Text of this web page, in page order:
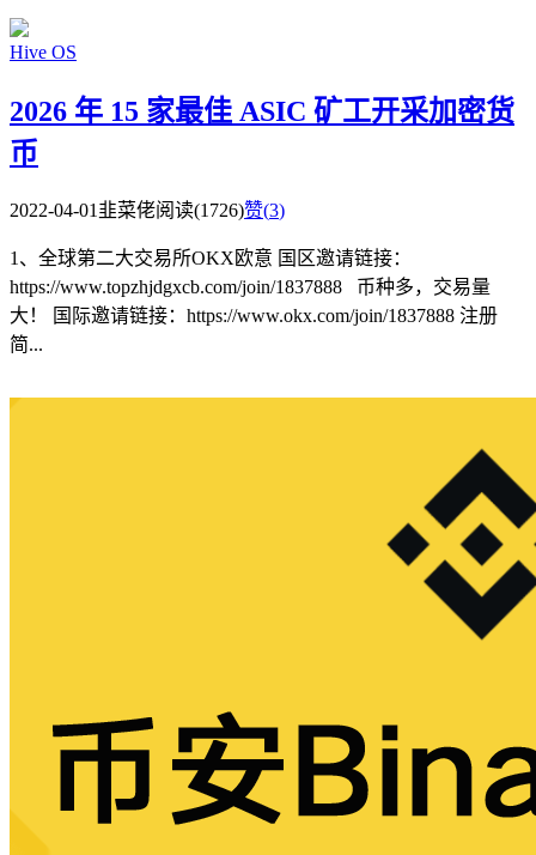
Hive OS
2026 年 15 家最佳 ASIC 矿工开采加密货
币
2022-04-01韭菜佬阅读(1726)赞(3)
1、全球第二大交易所OKX欧意 国区邀请链接：
https://www.topzhjdgxcb.com/join/1837888 币种多，交易量
大！ 国际邀请链接：https://www.okx.com/join/1837888 注册
简...